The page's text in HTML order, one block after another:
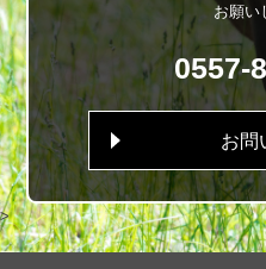
お願い
0557-
お問
>